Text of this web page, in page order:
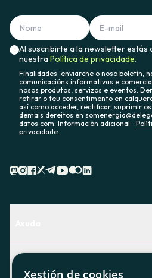
Al suscribirte a la newsletter estás
nuestraPolítica de privacidade.
Finalidades: enviarche o noso boletín,
comunicacións informativas e
nosos produtos, servizos e eventos.
retirar o teu consentimento en
así como acceder, rectificar, suprimir
demais dereitos en
datos.com. Información adicional:
privacidade.
Descubre qué servicio te encaja
Xestión de cookies